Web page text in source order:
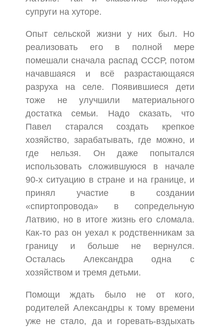
супруги на хуторе.
Опыт сельской жизни у них был. Но
реализовать его в полной мере
помешали сначала распад СССР, потом
начавшаяся и всё разрастающаяся
разруха на селе. Появившиеся дети
тоже не улучшили материального
достатка семьи. Надо сказать, что
Павел старался создать крепкое
хозяйство, зарабатывать, где можно, и
где нельзя. Он даже попытался
использовать сложившуюся в начале
90-х ситуацию в стране и на границе, и
принял участие в создании
«спиртопровода» в сопредельную
Латвию, но в итоге жизнь его сломала.
Как-то раз он уехал к родственникам за
границу и больше не вернулся.
Осталась Александра одна с
хозяйством и тремя детьми.
Помощи ждать было не от кого,
родителей Александры к тому времени
уже не стало, да и горевать-вздыхать